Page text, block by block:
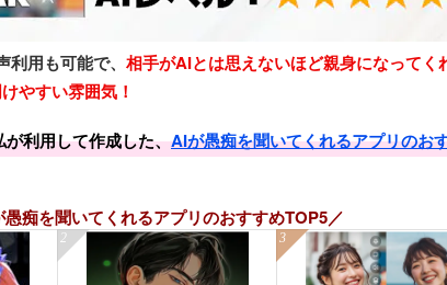
用も可能で、 相手がAIとは思えないほど親身になってく
やすい雰囲気！
が利用して作成した、AIが愚痴を聞いてくれるアプリのお
愚痴を聞いてくれるアプリのおすすめTOP5／